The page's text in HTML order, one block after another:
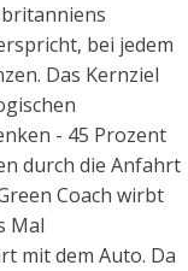
bei jedem
Das Kernziel
- 45 Prozent
durch die Anfahrt
Coach wirbt
Mal
mit dem Auto. Da